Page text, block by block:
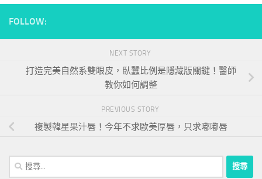
FOLLOW:
NEXT STORY
打造完美自然系雙眼皮，臥蠶比例是隱藏版關鍵！醫師
教你如何調整
PREVIOUS STORY
複製韓星果汁唇！今年不求歐美厚唇，只求嘟嘟唇
搜
尋